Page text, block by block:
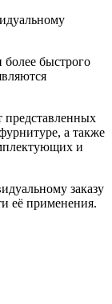
быстрого
представленных
а также
и
заказу
её применения.